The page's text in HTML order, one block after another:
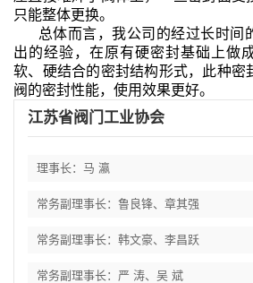
只能整体更换。
总体而言，我公司的经过长时间
出的经验，在原有硬密封基础上做
软、硬结合的密封结构形式，此种密
阀的密封性能，使用效果更好。
江苏省阀门工业协会
理事长：马 瀛
常务副理事长：鲁良锋、章其强
常务副理事长：韩文豪、李昌跃
常务副理事长：严 涛、吴 斌